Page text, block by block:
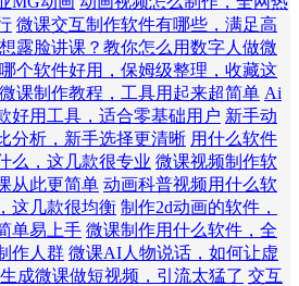
微课交互制作软件有哪些，满足高
露脸讲课？教你怎么用数字人做微
个软件好用，保姆级整理，收藏这
课制作教程，工具用起来超简单 Ai
好用工具，适合零基础用户 新手动
分析，新手选择更清晰 用什么软件
么，这几款很专业 微课视频制作软
从此更简单 动画科普视频用什么软
这几款很均衡 制作2d动画的软件，
单易上手 微课制作用什么软件，全
作人群 微课AI人物说话，如何让虚
成微课做短视频，引流太猛了 交互